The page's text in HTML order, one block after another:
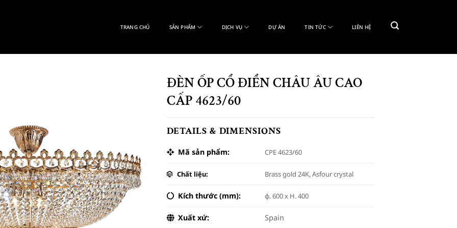
TRANG CHỦ SẢN PHẨM DỊCH VỤ DỰ ÁN TIN TỨC LIÊN HỆ
ĐÈN ỐP CỔ ĐIỂN CHÂU ÂU CAO
CẤP 4623/60
DETAILS & DIMENSIONS
Mã sản phẩm: CPE 4623/60
Chất liệu: Brass gold 24K, Asfour crystal
Kích thước (mm): φ. 600 x H. 400
Xuất xứ: Spain